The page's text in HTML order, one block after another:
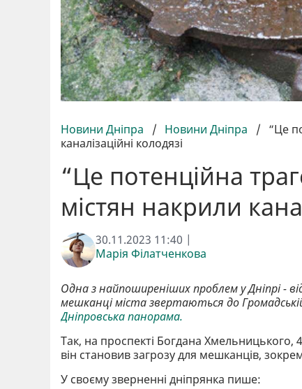
Новини Дніпра / Новини Дніпра / “Це
каналізаційні колодязі
“Це потенційна
містян накрили
30.11.2023 11:40 |
Марія Філатченкова
Одна з найпоширеніших проблем у Дніпрі -
мешканці міста звертаються до
Дніпровська панорама.
Так, на проспекті Богдана Хмельницького,
він становив загрозу для мешканців,
У своєму зверненні дніпрянка пише: